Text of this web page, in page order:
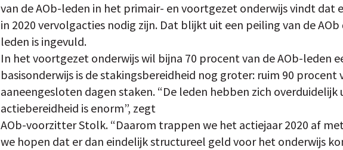
van de AOb-leden in het primair- en voortgezet onderwijs vindt dat
in 2020 vervolgacties nodig zijn. Dat blijkt uit een peiling van de
leden is ingevuld.
In het voortgezet onderwijs wil bijna 70 procent van de AOb-leden
basisonderwijs is de stakingsbereidheid nog groter: ruim 90 procent
aaneengesloten dagen staken. “De leden hebben zich
actiebereidheid is enorm”, zegt
AOb-voorzitter Stolk. “Daarom trappen we het actiejaar 2020 af
we hopen dat er dan eindelijk structureel geld voor het onderwijs